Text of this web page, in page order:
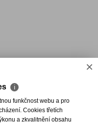
×
ℹ
funkčnost webu a pro
Cookies třetích
a zkvalitnění obsahu